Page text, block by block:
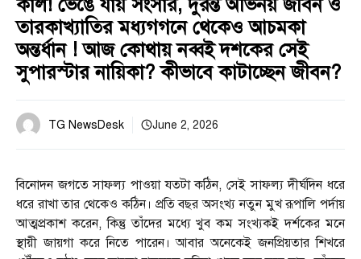
কাল! ভেঙে যায় সংসার, দুরন্ত অভিনয় জীবন ও
তারকাখ্যাতির মধ্যগগনে থেকেও আচমকা
অন্তর্ধান ! আজ কোথায় নব্বই দশকের সেই
সুপারস্টার নায়িকা? কীভাবে কাটাচ্ছেন জীবন?
TG NewsDesk June 2, 2026
বিনোদন জগতে সাফল্য পাওয়া যতটা কঠিন, সেই সাফল্য দীর্ঘদিন ধরে
ধরে রাখা তার থেকেও কঠিন। প্রতি বছর অসংখ্য নতুন মুখ রূপালি পর্দায়
আত্মপ্রকাশ করেন, কিন্তু তাঁদের মধ্যে খুব কম সংখ্যকই দর্শকের মনে
স্থায়ী জায়গা করে নিতে পারেন। আবার অনেকেই জনপ্রিয়তার শিখরে